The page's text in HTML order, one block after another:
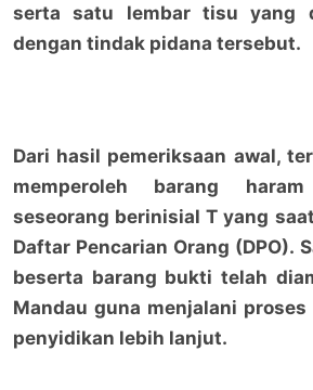
serta satu lembar tisu yang
dengan tindak pidana tersebut.
Dari hasil pemeriksaan awal,
memperoleh barang
seseorang berinisial T yang
Daftar Pencarian Orang (DPO).
beserta barang bukti telah
Mandau guna menjalani
penyidikan lebih lanjut.